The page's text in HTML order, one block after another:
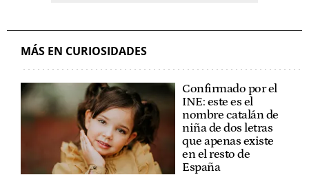
MÁS EN CURIOSIDADES
Confirmado por el
INE: este es el
nombre catalán de
niña de dos letras
que apenas existe
en el resto de
España